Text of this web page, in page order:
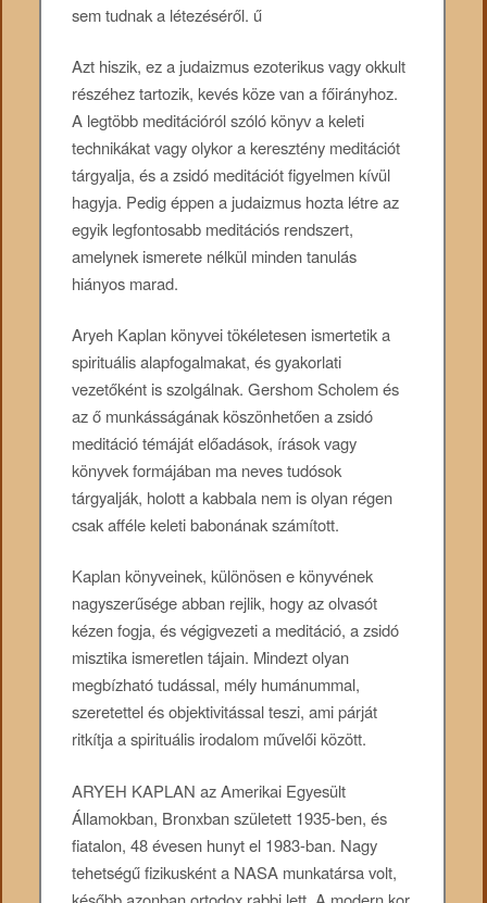
sem tudnak a létezéséről. ű
Azt hiszik, ez a judaizmus ezoterikus vagy okkult
részéhez tartozik, kevés köze van a főirányhoz.
A legtöbb meditációról szóló könyv a keleti
technikákat vagy olykor a keresztény meditációt
tárgyalja, és a zsidó meditációt figyelmen kívül
hagyja. Pedig éppen a judaizmus hozta létre az
egyik legfontosabb meditációs rendszert,
amelynek ismerete nélkül minden tanulás
hiányos marad.
Aryeh Kaplan könyvei tökéletesen ismertetik a
spirituális alapfogalmakat, és gyakorlati
vezetőként is szolgálnak. Gershom Scholem és
az ő munkásságának köszönhetően a zsidó
meditáció témáját előadások, írások vagy
könyvek formájában ma neves tudósok
tárgyalják, holott a kabbala nem is olyan régen
csak afféle keleti babonának számított.
Kaplan könyveinek, különösen e könyvének
nagyszerűsége abban rejlik, hogy az olvasót
kézen fogja, és végigvezeti a meditáció, a zsidó
misztika ismeretlen tájain. Mindezt olyan
megbízható tudással, mély humánummal,
szeretettel és objektivitással teszi, ami párját
ritkítja a spirituális irodalom művelői között.
ARYEH KAPLAN az Amerikai Egyesült
Államokban, Bronxban született 1935-ben, és
fiatalon, 48 évesen hunyt el 1983-ban. Nagy
tehetségű fizikusként a NASA munkatársa volt,